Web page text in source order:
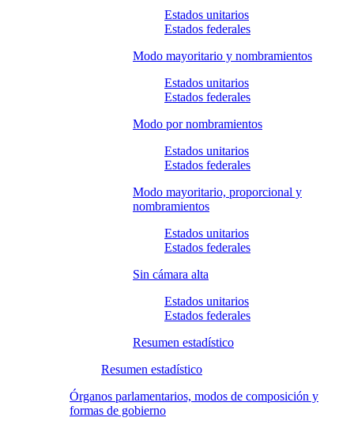
Estados unitarios
Estados federales
Modo mayoritario y nombramientos
Estados unitarios
Estados federales
Modo por nombramientos
Estados unitarios
Estados federales
Modo mayoritario, proporcional y
nombramientos
Estados unitarios
Estados federales
Sin cámara alta
Estados unitarios
Estados federales
Resumen estadístico
Resumen estadístico
Órganos parlamentarios, modos de composición y
formas de gobierno